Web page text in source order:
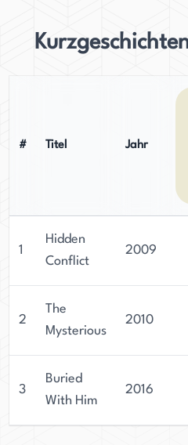
# Titel Jahr
1
Hidden
Conflict
2009
2
The
Mysterious
2010
3
Buried
With Him
2016